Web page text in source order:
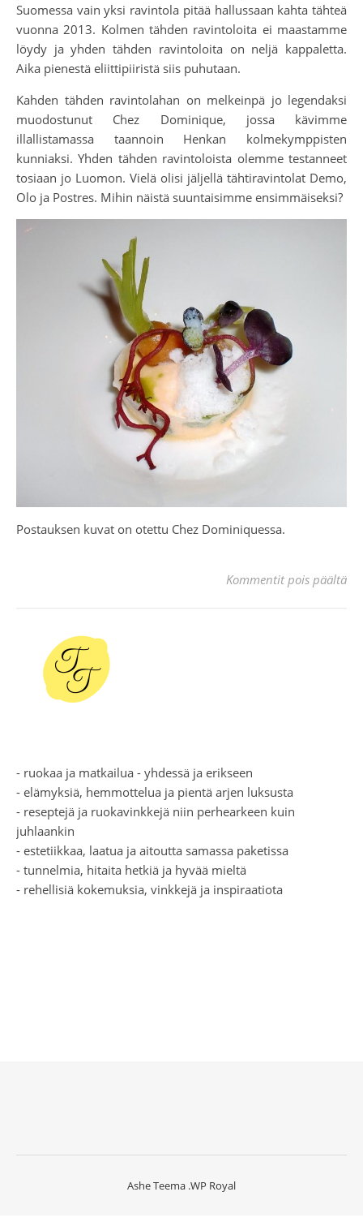
Suomessa vain yksi ravintola pitää hallussaan kahta tähteä
vuonna 2013. Kolmen tähden ravintoloita ei maastamme
löydy ja yhden tähden ravintoloita on neljä kappaletta.
Aika pienestä eliittipiiristä siis puhutaan.
Kahden tähden ravintolahan on melkeinpä jo legendaksi
muodostunut Chez Dominique, jossa kävimme
illallistamassa taannoin Henkan kolmekymppisten
kunniaksi. Yhden tähden ravintoloista olemme testanneet
tosiaan jo Luomon. Vielä olisi jäljellä tähtiravintolat Demo,
Olo ja Postres. Mihin näistä suuntaisimme ensimmäiseksi?
Postauksen kuvat on otettu Chez Dominiquessa.
Kommentit pois päältä
- ruokaa ja matkailua - yhdessä ja erikseen
- elämyksiä, hemmottelua ja pientä arjen luksusta
- reseptejä ja ruokavinkkejä niin perhearkeen kuin
juhlaankin
- estetiikkaa, laatua ja aitoutta samassa paketissa
- tunnelmia, hitaita hetkiä ja hyvää mieltä
- rehellisiä kokemuksia, vinkkejä ja inspiraatiota
Ashe Teema .WP Royal